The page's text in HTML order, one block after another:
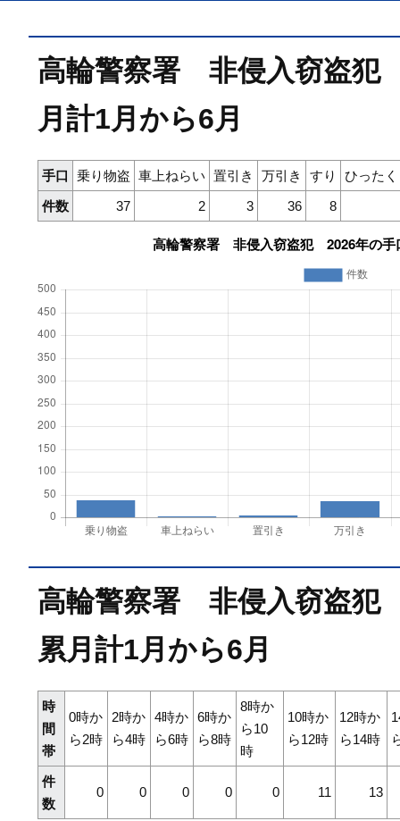
高輪警察署 非侵入窃盗犯
月計1月から6月
手口 乗り物盗 車上ねらい 置引き 万引き すり
ひった
件数
37 2 3 36 8
高輪警察署 非侵入窃盗犯
累月計1月から6月
時
間
帯
0時か
ら2時
2時か
ら4時
4時か
ら6時
6時か
ら8時
8時か
ら10
時
10時か
ら12時
12時か
ら14時
件
数
0 0 0 0 0 11 13